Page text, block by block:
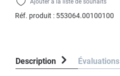
Ajouter à la liste de souhaits
Réf. produit : 553064.00100100
Description Évaluations